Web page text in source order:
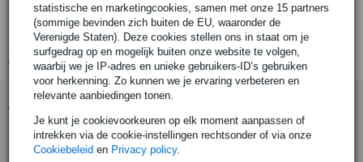
statistische en marketingcookies, samen met onze 15 partners
(sommige bevinden zich buiten de EU, waaronder de
Verenigde Staten). Deze cookies stellen ons in staat om je
surfgedrag op en mogelijk buiten onze website te volgen,
waarbij we je IP-adres en unieke gebruikers-ID’s gebruiken
voor herkenning. Zo kunnen we je ervaring verbeteren en
relevante aanbiedingen tonen.
Je kunt je cookievoorkeuren op elk moment aanpassen of
intrekken via de cookie-instellingen rechtsonder of via onze
Cookiebeleid en Privacy policy.
piekvermogen: 2 W
nominale impedantie: 8 Ohm
Bekijk alle productspecificaties
Accessoires (7)